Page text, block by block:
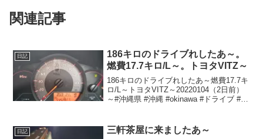
関連記事
日記
186キロのドライブれしたあ～。
燃費17.7キロ/L～。トヨタVITZ～
186キロのドライブれしたあ～燃費17.7キ
ロ/L～トヨタVITZ～20220104（2日前）
～#沖縄県 #沖縄 #okinawa #ドライブ #レ
日記 三軒茶屋に来ましたあ～